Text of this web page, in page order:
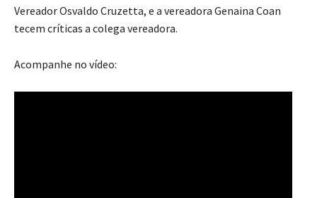
Vereador Osvaldo Cruzetta, e a vereadora Genaina Coan
tecem críticas a colega vereadora.
Acompanhe no vídeo: